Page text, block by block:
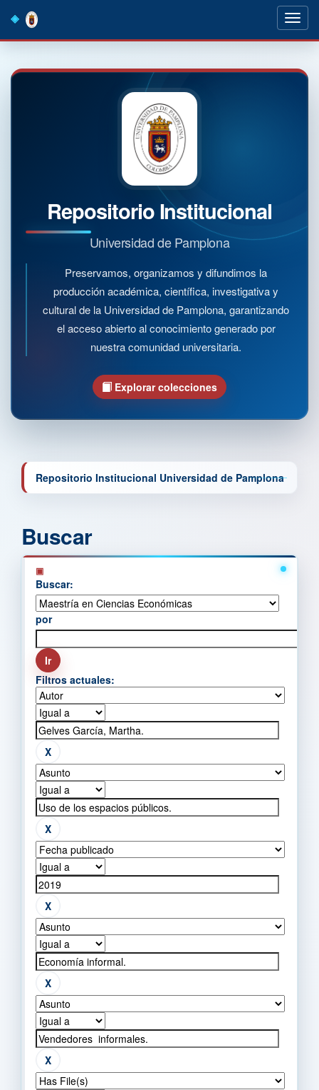
navigation
Repositorio Institucional
Universidad de Pamplona
Preservamos, organizamos y difundimos la
producción académica, científica, investigativa y
cultural de la Universidad de Pamplona, garantizando
el acceso abierto al conocimiento generado por
nuestra comunidad universitaria.
Explorar colecciones
Repositorio Institucional Universidad de Pamplona
Buscar
Buscar:
por
Filtros actuales: